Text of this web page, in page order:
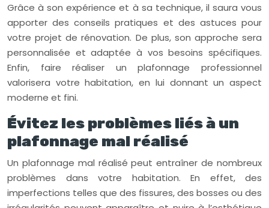
Grâce à son expérience et à sa technique, il saura vous
apporter des conseils pratiques et des astuces pour
votre projet de rénovation. De plus, son approche sera
personnalisée et adaptée à vos besoins spécifiques.
Enfin, faire réaliser un plafonnage professionnel
valorisera votre habitation, en lui donnant un aspect
moderne et fini.
Évitez les problèmes liés à un
plafonnage mal réalisé
Un plafonnage mal réalisé peut entraîner de nombreux
problèmes dans votre habitation. En effet, des
imperfections telles que des fissures, des bosses ou des